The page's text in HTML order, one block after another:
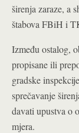
širenja zaraze, a
štabova FBiH i
Između ostalog,
propisane ili
gradske
sprečavanje
davati upustva o
mjera.